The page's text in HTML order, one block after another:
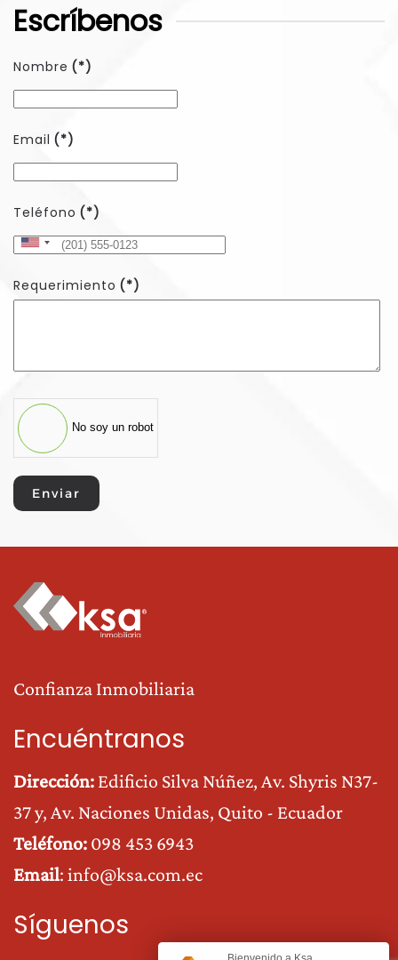
Escríbenos
Nombre (*)
Email (*)
Teléfono (*)
United
States
Requerimiento (*)
No soy un robot
Enviar
Confianza Inmobiliaria
Encuéntranos
Dirección: Edificio Silva Núñez, Av. Shyris N37-
37 y, Av. Naciones Unidas, Quito - Ecuador
Teléfono: 098 453 6943
Email: info@ksa.com.ec
Síguenos